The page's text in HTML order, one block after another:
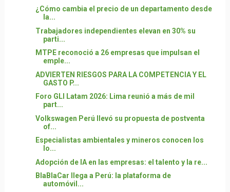
¿Cómo cambia el precio de un departamento desde
la...
Trabajadores independientes elevan en 30% su
parti...
MTPE reconoció a 26 empresas que impulsan el
emple...
ADVIERTEN RIESGOS PARA LA COMPETENCIA Y EL
GASTO P...
Foro GLI Latam 2026: Lima reunió a más de mil
part...
Volkswagen Perú llevó su propuesta de postventa
of...
Especialistas ambientales y mineros conocen los
lo...
Adopción de IA en las empresas: el talento y la re...
BlaBlaCar llega a Perú: la plataforma de
automóvil...